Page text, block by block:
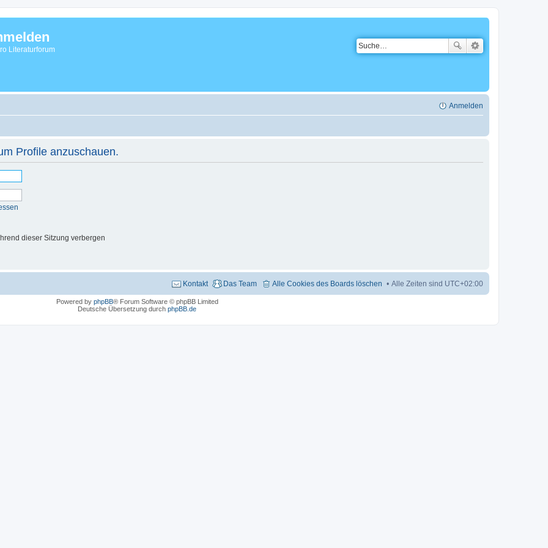
Literaturforum
Anmelden
Profile anzuschauen.
dieser Sitzung verbergen
Alle Zeiten sind UTC+02:00
Alle Cookies des Boards löschen
Das Team
Kontakt
Powered by phpBB® Forum Software © phpBB Limited
Deutsche Übersetzung durch phpBB.de